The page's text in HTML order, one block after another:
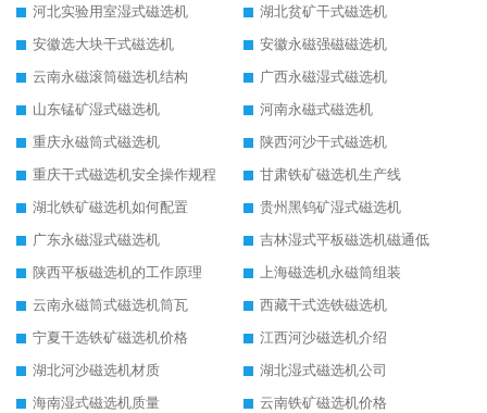
河北实验用室湿式磁选机
湖北贫矿干式磁选机
安徽选大块干式磁选机
安徽永磁强磁磁选机
云南永磁滚筒磁选机结构
广西永磁湿式磁选机
山东锰矿湿式磁选机
河南永磁式磁选机
重庆永磁筒式磁选机
陕西河沙干式磁选机
重庆干式磁选机安全操作规程
甘肃铁矿磁选机生产线
湖北铁矿磁选机如何配置
贵州黑钨矿湿式磁选机
广东永磁湿式磁选机
吉林湿式平板磁选机磁通低
陕西平板磁选机的工作原理
上海磁选机永磁筒组装
云南永磁筒式磁选机筒瓦
西藏干式选铁磁选机
宁夏干选铁矿磁选机价格
江西河沙磁选机介绍
湖北河沙磁选机材质
湖北湿式磁选机公司
海南湿式磁选机质量
云南铁矿磁选机价格